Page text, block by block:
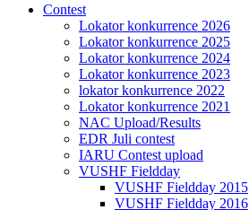
Contest
Lokator konkurrence 2026
Lokator konkurrence 2025
Lokator konkurrence 2024
Lokator konkurrence 2023
lokator konkurrence 2022
Lokator konkurrence 2021
NAC Upload/Results
EDR Juli contest
IARU Contest upload
VUSHF Fieldday
VUSHF Fieldday 2015
VUSHF Fieldday 2016